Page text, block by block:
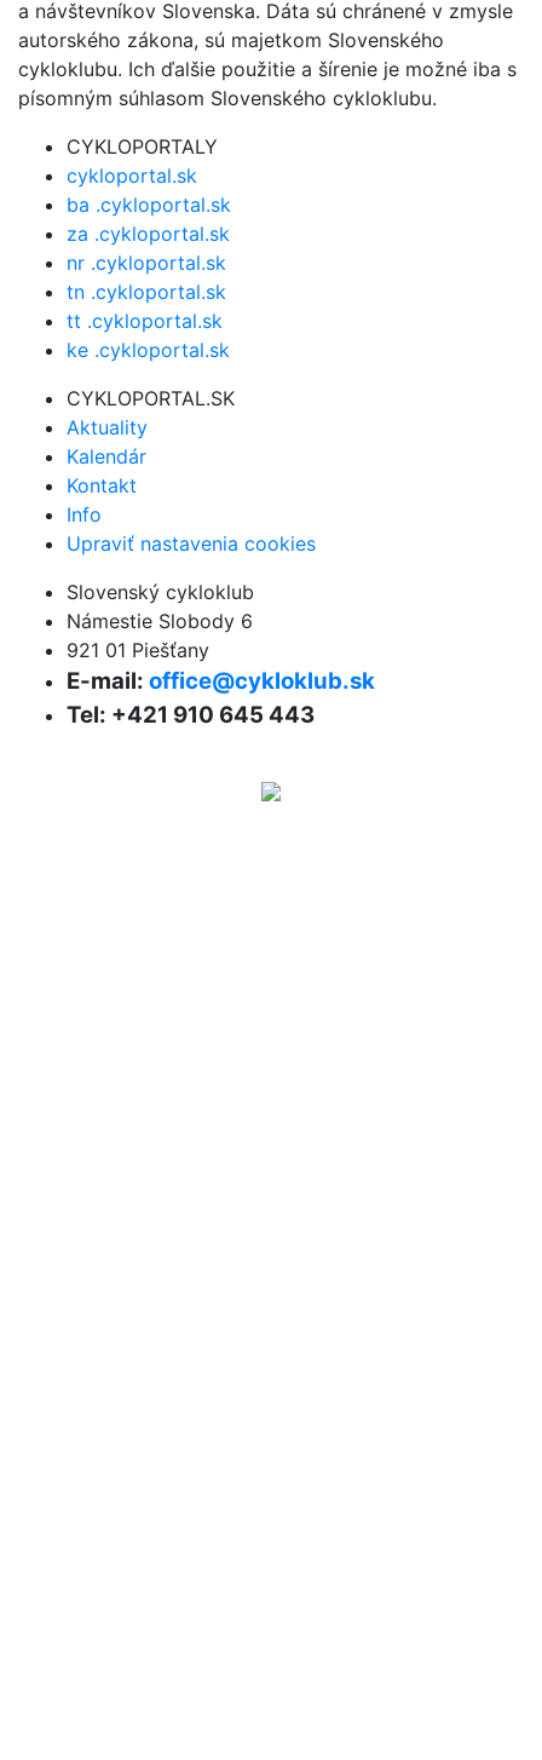
a návštevníkov Slovenska. Dáta sú chránené v zmysle
autorského zákona, sú majetkom Slovenského
cykloklubu. Ich ďalšie použitie a šírenie je možné iba s
písomným súhlasom Slovenského cykloklubu.
CYKLOPORTALY
cykloportal.sk
ba .cykloportal.sk
za .cykloportal.sk
nr .cykloportal.sk
tn .cykloportal.sk
tt .cykloportal.sk
ke .cykloportal.sk
CYKLOPORTAL.SK
Aktuality
Kalendár
Kontakt
Info
Upraviť nastavenia cookies
Slovenský cykloklub
Námestie Slobody 6
921 01 Piešťany
E-mail: office@cykloklub.sk
Tel: +421 910 645 443